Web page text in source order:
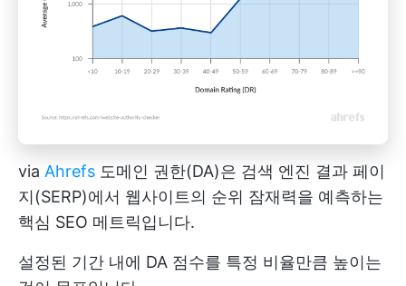
via Ahrefs 도메인 권한(DA)은 검색 엔진 결과 페이
지(SERP)에서 웹사이트의 순위 잠재력을 예측하는
핵심 SEO 메트릭입니다.
설정된 기간 내에 DA 점수를 특정 비율만큼 높이는